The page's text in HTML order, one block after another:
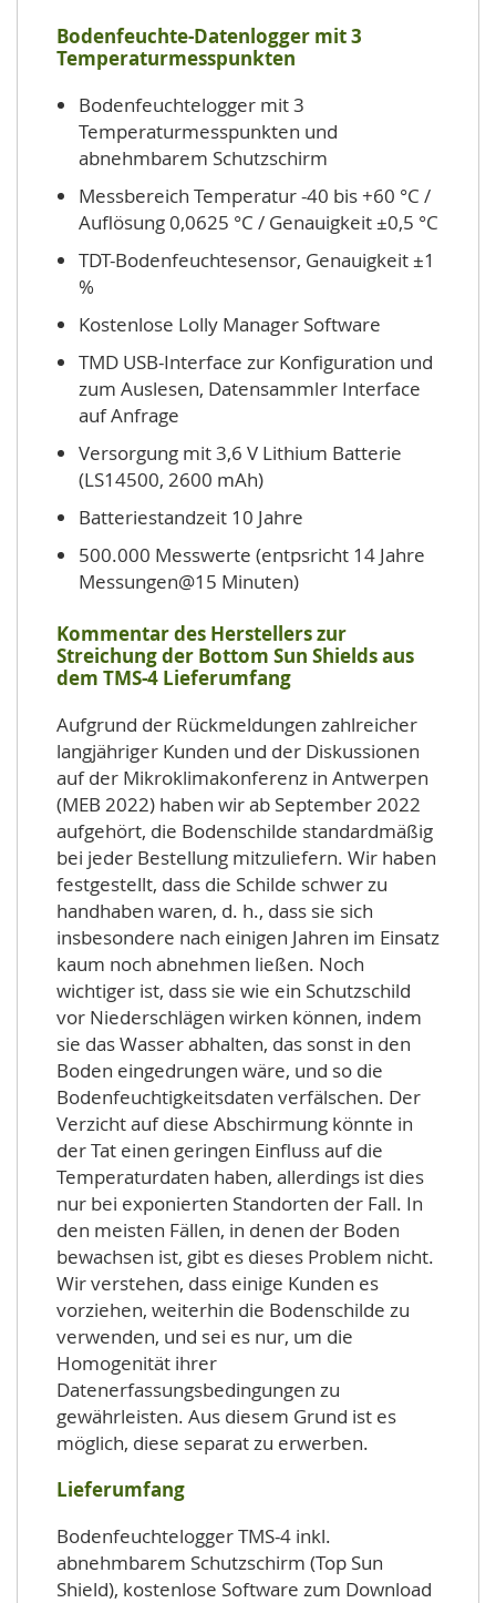
Bodenfeuchte-Datenlogger mit 3
Temperaturmesspunkten
Bodenfeuchtelogger mit 3
Temperaturmesspunkten und
abnehmbarem Schutzschirm
Messbereich Temperatur -40 bis +60 °C /
Auflösung 0,0625 °C / Genauigkeit ±0,5 °C
TDT-Bodenfeuchtesensor, Genauigkeit ±1
%
Kostenlose Lolly Manager Software
TMD USB-Interface zur Konfiguration und
zum Auslesen, Datensammler Interface
auf Anfrage
Versorgung mit 3,6 V Lithium Batterie
(LS14500, 2600 mAh)
Batteriestandzeit 10 Jahre
500.000 Messwerte (entpsricht 14 Jahre
Messungen@15 Minuten)
Kommentar des Herstellers zur
Streichung der Bottom Sun Shields aus
dem TMS-4 Lieferumfang
Aufgrund der Rückmeldungen zahlreicher
langjähriger Kunden und der Diskussionen
auf der Mikroklimakonferenz in Antwerpen
(MEB 2022) haben wir ab September 2022
aufgehört, die Bodenschilde standardmäßig
bei jeder Bestellung mitzuliefern. Wir haben
festgestellt, dass die Schilde schwer zu
handhaben waren, d. h., dass sie sich
insbesondere nach einigen Jahren im Einsatz
kaum noch abnehmen ließen. Noch
wichtiger ist, dass sie wie ein Schutzschild
vor Niederschlägen wirken können, indem
sie das Wasser abhalten, das sonst in den
Boden eingedrungen wäre, und so die
Bodenfeuchtigkeitsdaten verfälschen. Der
Verzicht auf diese Abschirmung könnte in
der Tat einen geringen Einfluss auf die
Temperaturdaten haben, allerdings ist dies
nur bei exponierten Standorten der Fall. In
den meisten Fällen, in denen der Boden
bewachsen ist, gibt es dieses Problem nicht.
Wir verstehen, dass einige Kunden es
vorziehen, weiterhin die Bodenschilde zu
verwenden, und sei es nur, um die
Homogenität ihrer
Datenerfassungsbedingungen zu
gewährleisten. Aus diesem Grund ist es
möglich, diese separat zu erwerben.
Lieferumfang
Bodenfeuchtelogger TMS-4 inkl.
abnehmbarem Schutzschirm (Top Sun
Shield), kostenlose Software zum Download